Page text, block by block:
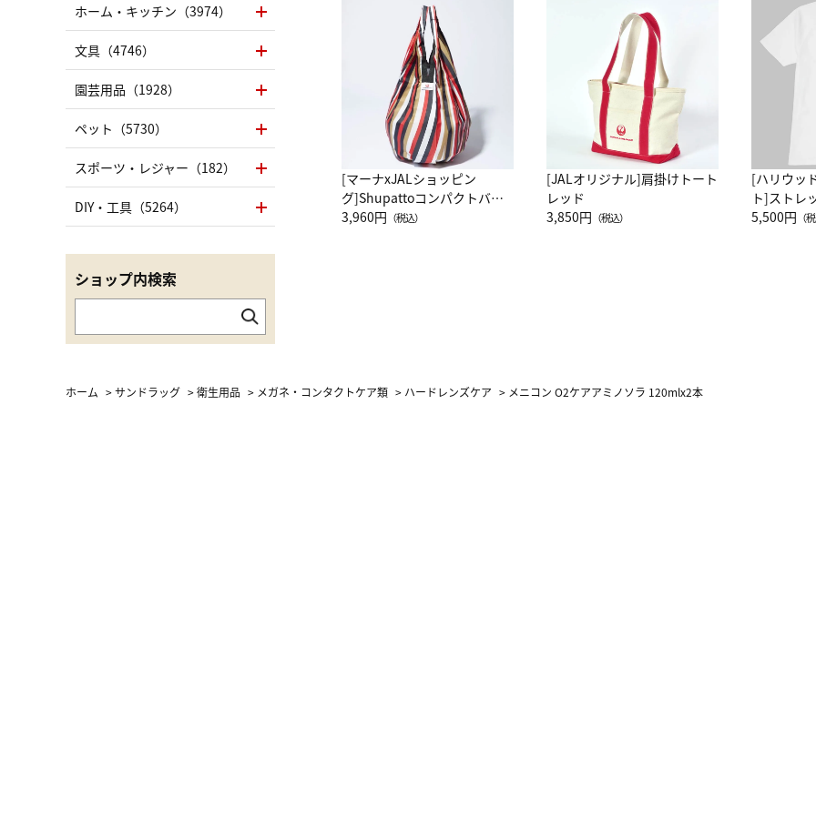
[マーナxJALショッピン
グ]Shupattoコンパクトバッ
グ Drop JAL客室乗務員
3,960円 （税込）
[JALオリジナル]肩掛けトート
レッド
3,850円 （税込）
[ハリウッ
ト]ストレ
ーネック別
5,500円 （
ホーム・キッチン（3974）
文具（4746）
園芸用品（1928）
ペット（5730）
スポーツ・レジャー（182）
DIY・工具（5264）
ショップ内検索
ホーム >サンドラッグ >衛生用品 > メガネ・コンタクトケア類 > ハードレンズケア > メニコン O2ケアアミノソラ 120mlx2本